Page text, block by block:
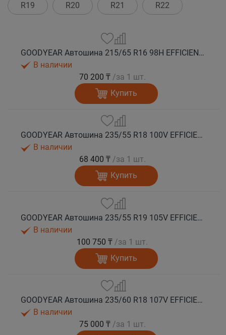
R19
R20 R21 R22
GOODYEAR Автошина 215/65 R16 98H EFFICIENTGRIP 2 SUV лето
В наличии
70 200 ₸ /за 1 шт.
Купить
GOODYEAR Автошина 235/55 R18 100V EFFICIENTGRIP 2 SUV лето
В наличии
68 400 ₸ /за 1 шт.
Купить
GOODYEAR Автошина 235/55 R19 105V EFFICIENTGRIP 2 SUV XL лето
В наличии
100 750 ₸ /за 1 шт.
Купить
GOODYEAR Автошина 235/60 R18 107V EFFICIENTGRIP 2 SUV XL лето
В наличии
75 000 ₸ /за 1 шт.